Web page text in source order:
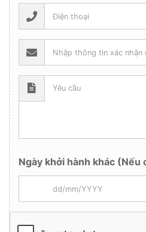
Ngày khởi hành khác (Nếu